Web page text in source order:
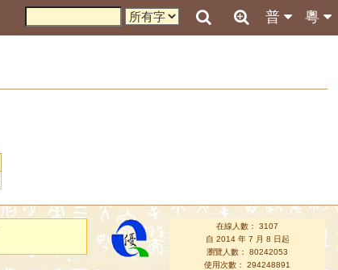
粵
普
在線人數： 3107
自 2014 年 7 月 8 日起
瀏覽人數： 80242053
使用次數： 294248891